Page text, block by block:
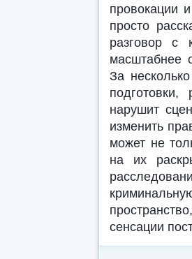
провокации
просто
разговор с
масштабнее
За
нарушит
изменить
может не
на их
сенсации